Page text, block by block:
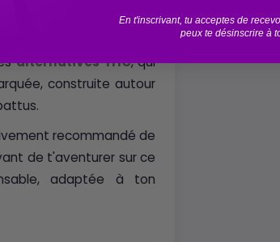
le faire. Elle est faite
alternatives THC, qui
construite autour
recommandé de
de t'aventurer sur ce
adaptée à ton
En t'inscrivant, tu acceptes de
peux te désinscrire à